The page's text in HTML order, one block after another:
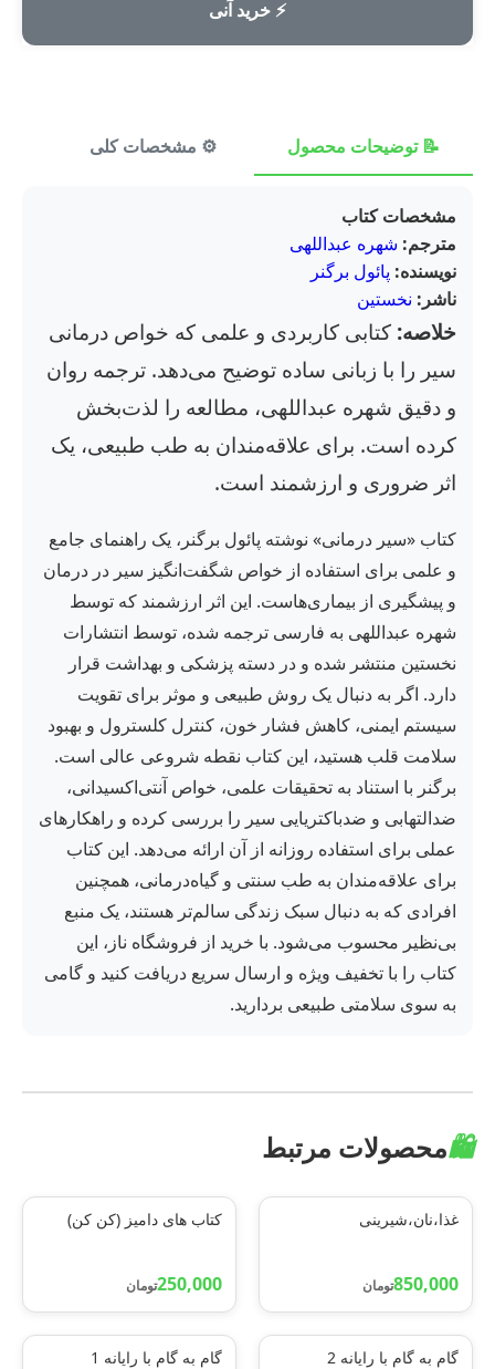
⚡ خرید آنی
📝 توضیحات محصول ⚙️ مشخصات کلی
مشخصات کتاب
مترجم: شهره عبداللهی
نویسنده: پائول برگنر
ناشر: نخستین
خلاصه: کتابی کاربردی و علمی که خواص درمانی
سیر را با زبانی ساده توضیح می‌دهد. ترجمه روان
و دقیق شهره عبداللهی، مطالعه را لذت‌بخش
کرده است. برای علاقه‌مندان به طب طبیعی، یک
اثر ضروری و ارزشمند است.
کتاب «سیر درمانی» نوشته پائول برگنر، یک راهنمای جامع
و علمی برای استفاده از خواص شگفت‌انگیز سیر در درمان
و پیشگیری از بیماری‌هاست. این اثر ارزشمند که توسط
شهره عبداللهی به فارسی ترجمه شده، توسط انتشارات
نخستین منتشر شده و در دسته پزشکی و بهداشت قرار
دارد. اگر به دنبال یک روش طبیعی و موثر برای تقویت
سیستم ایمنی، کاهش فشار خون، کنترل کلسترول و بهبود
سلامت قلب هستید، این کتاب نقطه شروعی عالی است.
برگنر با استناد به تحقیقات علمی، خواص آنتی‌اکسیدانی،
ضدالتهابی و ضدباکتریایی سیر را بررسی کرده و راهکارهای
عملی برای استفاده روزانه از آن ارائه می‌دهد. این کتاب
برای علاقه‌مندان به طب سنتی و گیاه‌درمانی، همچنین
افرادی که به دنبال سبک زندگی سالم‌تر هستند، یک منبع
بی‌نظیر محسوب می‌شود. با خرید از فروشگاه ناز، این
کتاب را با تخفیف ویژه و ارسال سریع دریافت کنید و گامی
به سوی سلامتی طبیعی بردارید.
🛍️محصولات مرتبط
غذا،نان،شیرینی
850,000تومان
کتاب های دامیز (کن کن)
250,000تومان
گام به گام با رایانه 2 گام به گام با رایانه 1